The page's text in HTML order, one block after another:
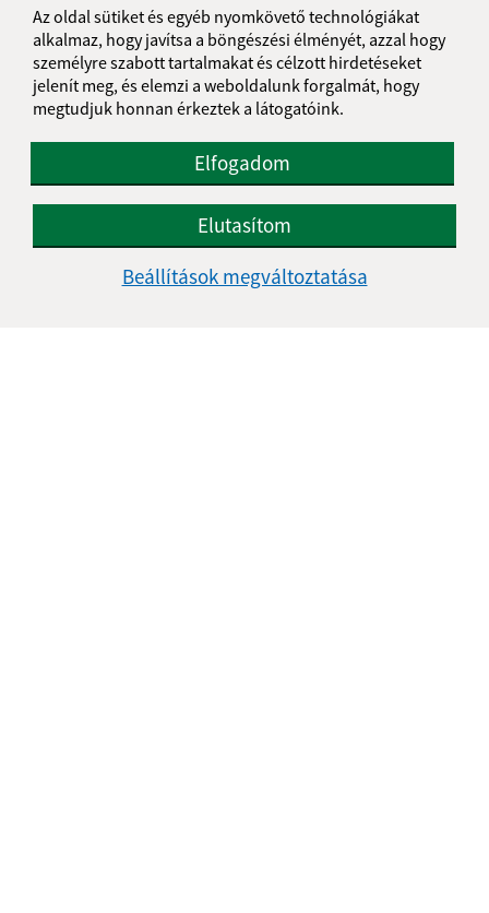
Az oldal sütiket és egyéb nyomkövető technológiákat
alkalmaz, hogy javítsa a böngészési élményét, azzal hogy
személyre szabott tartalmakat és célzott hirdetéseket
jelenít meg, és elemzi a weboldalunk forgalmát, hogy
megtudjuk honnan érkeztek a látogatóink.
Elfogadom
Elutasítom
Beállítások megváltoztatása
044 55 Veľká Ida
obec@velkaida.sk
+421 55 6992 616
IČO: 00324868